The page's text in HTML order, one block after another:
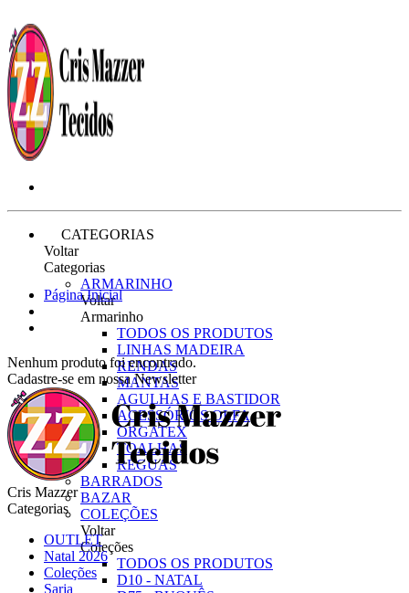
CATEGORIAS
Voltar
Categorias
ARMARINHO
Voltar
Armarinho
TODOS OS PRODUTOS
LINHAS MADEIRA
RENDAS
MANTAS
AGULHAS E BASTIDOR
ACESSÓRIOS OLFA
ORGATEX
TOALHAS
RÉGUAS
BARRADOS
BAZAR
COLEÇÕES
Voltar
Coleções
TODOS OS PRODUTOS
D10 - NATAL
Página Inicial
Nenhum produto foi encontrado.
Cadastre-se em nossa Newsletter
Cris Mazzer
Categorias
OUTLET
Natal 2026
Coleções
Sarja